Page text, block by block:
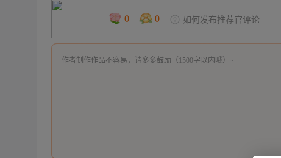
0 0 如何发布推荐官评论